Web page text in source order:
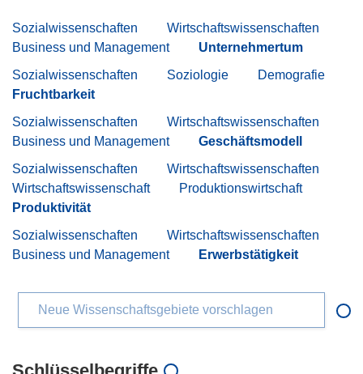
Sozialwissenschaften
Wirtschaftswissenschaften
Business und Management
Unternehmertum
Sozialwissenschaften
Soziologie
Demografie
Fruchtbarkeit
Sozialwissenschaften
Wirtschaftswissenschaften
Business und Management
Geschäftsmodell
Sozialwissenschaften
Wirtschaftswissenschaften
Wirtschaftswissenschaft
Produktionswirtschaft
Produktivität
Sozialwissenschaften
Wirtschaftswissenschaften
Business und Management
Erwerbstätigkeit
Neue Wissenschaftsgebiete vorschlagen